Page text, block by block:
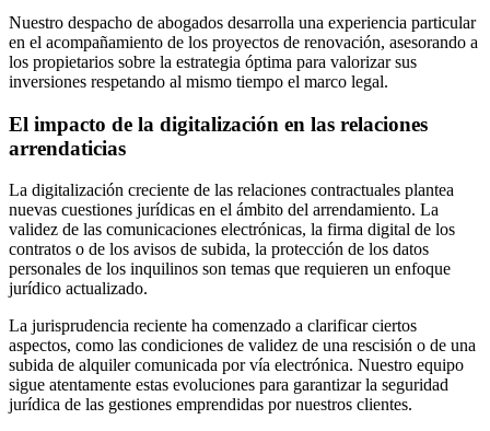
Nuestro despacho de abogados desarrolla una experiencia particular
en el acompañamiento de los proyectos de renovación, asesorando a
los propietarios sobre la estrategia óptima para valorizar sus
inversiones respetando al mismo tiempo el marco legal.
El impacto de la digitalización en las relaciones
arrendaticias
La digitalización creciente de las relaciones contractuales plantea
nuevas cuestiones jurídicas en el ámbito del arrendamiento. La
validez de las comunicaciones electrónicas, la firma digital de los
contratos o de los avisos de subida, la protección de los datos
personales de los inquilinos son temas que requieren un enfoque
jurídico actualizado.
La jurisprudencia reciente ha comenzado a clarificar ciertos
aspectos, como las condiciones de validez de una rescisión o de una
subida de alquiler comunicada por vía electrónica. Nuestro equipo
sigue atentamente estas evoluciones para garantizar la seguridad
jurídica de las gestiones emprendidas por nuestros clientes.